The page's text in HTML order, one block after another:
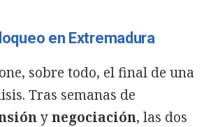
en Extremadura
sobre todo, el final de una
Tras semanas de
ynegociación, las dos